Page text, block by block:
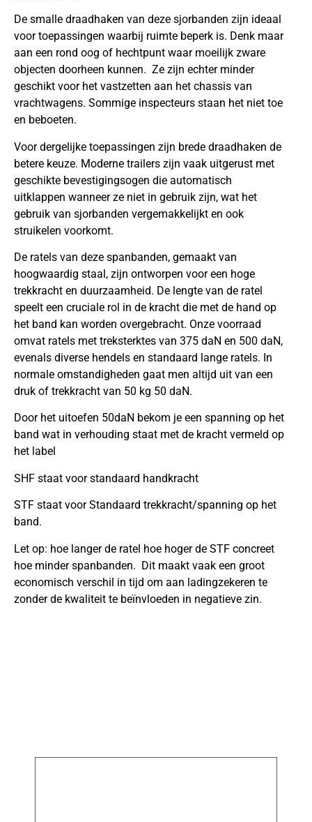
De smalle draadhaken van deze sjorbanden zijn ideaal
voor toepassingen waarbij ruimte beperk is. Denk maar
aan een rond oog of hechtpunt waar moeilijk zware
objecten doorheen kunnen. Ze zijn echter minder
geschikt voor het vastzetten aan het chassis van
vrachtwagens. Sommige inspecteurs staan het niet toe
en beboeten.
Voor dergelijke toepassingen zijn brede draadhaken de
betere keuze. Moderne trailers zijn vaak uitgerust met
geschikte bevestigingsogen die automatisch
uitklappen wanneer ze niet in gebruik zijn, wat het
gebruik van sjorbanden vergemakkelijkt en ook
struikelen voorkomt.
De ratels van deze spanbanden, gemaakt van
hoogwaardig staal, zijn ontworpen voor een hoge
trekkracht en duurzaamheid. De lengte van de ratel
speelt een cruciale rol in de kracht die met de hand op
het band kan worden overgebracht. Onze voorraad
omvat ratels met treksterktes van 375 daN en 500 daN,
evenals diverse hendels en standaard lange ratels. In
normale omstandigheden gaat men altijd uit van een
druk of trekkracht van 50 kg 50 daN.
Door het uitoefen 50daN bekom je een spanning op het
band wat in verhouding staat met de kracht vermeld op
het label
SHF staat voor standaard handkracht
STF staat voor Standaard trekkracht/spanning op het
band.
Let op: hoe langer de ratel hoe hoger de STF concreet
hoe minder spanbanden. Dit maakt vaak een groot
economisch verschil in tijd om aan ladingzekeren te
zonder de kwaliteit te beïnvloeden in negatieve zin.